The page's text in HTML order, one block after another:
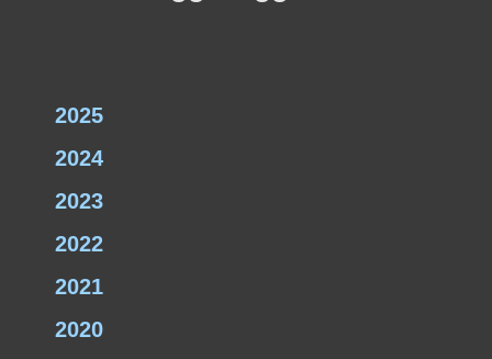
2025
2024
2023
2022
2021
2020